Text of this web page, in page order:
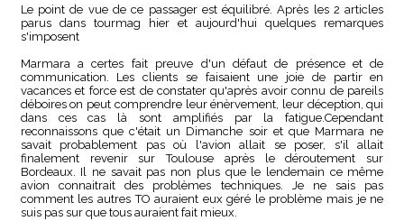
Le point de vue de ce passager est équilibré. Après les 2 articles
parus dans tourmag hier et aujourd'hui quelques remarques
s'imposent
Marmara a certes fait preuve d'un défaut de présence et de
communication. Les clients se faisaient une joie de partir en
vacances et force est de constater qu'après avoir connu de pareils
déboires on peut comprendre leur énèrvement, leur déception, qui
dans ces cas là sont amplifiés par la fatigue.Cependant
reconnaissons que c'était un Dimanche soir et que Marmara ne
savait probablement pas où l'avion allait se poser, s'il allait
finalement revenir sur Toulouse après le déroutement sur
Bordeaux. Il ne savait pas non plus que le lendemain ce même
avion connaitrait des problèmes techniques. Je ne sais pas
comment les autres TO auraient eux géré le problème mais je ne
suis pas sur que tous auraient fait mieux.